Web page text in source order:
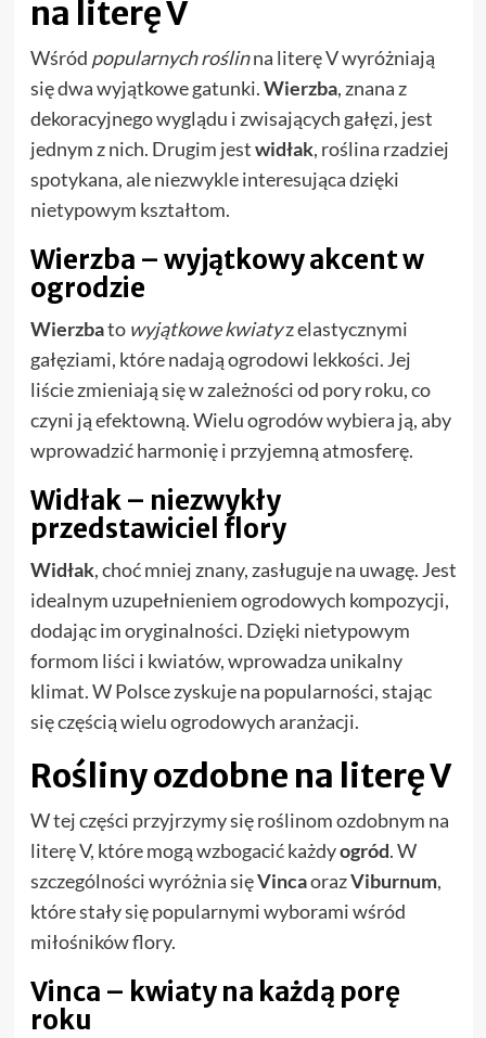
na literę V
Wśród popularnych roślinna literę V wyróżniają
się dwa wyjątkowe gatunki.Wierzba, znana z
dekoracyjnego wyglądu i zwisających gałęzi, jest
jednym z nich. Drugim jestwidłak, roślina rzadziej
spotykana, ale niezwykle interesująca dzięki
nietypowym kształtom.
Wierzba – wyjątkowy akcent w
ogrodzie
Wierzbato wyjątkowe kwiatyz elastycznymi
gałęziami, które nadają ogrodowi lekkości. Jej
liście zmieniają się w zależności od pory roku, co
czyni ją efektowną. Wielu ogrodów wybiera ją, aby
wprowadzić harmonię i przyjemną atmosferę.
Widłak – niezwykły
przedstawiciel flory
Widłak, choć mniej znany, zasługuje na uwagę. Jest
idealnym uzupełnieniem ogrodowych kompozycji,
dodając im oryginalności. Dzięki nietypowym
formom liści i kwiatów, wprowadza unikalny
klimat. W Polsce zyskuje na popularności, stając
się częścią wielu ogrodowych aranżacji.
Rośliny ozdobne na literę V
W tej części przyjrzymy się roślinom ozdobnym na
literę V, które mogą wzbogacić każdyogród. W
szczególności wyróżnia sięVincaorazViburnum,
które stały się popularnymi wyborami wśród
miłośników flory.
Vinca – kwiaty na każdą porę
roku